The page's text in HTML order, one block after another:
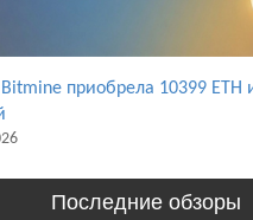
приобрела 10399 ETH
Последние обзоры